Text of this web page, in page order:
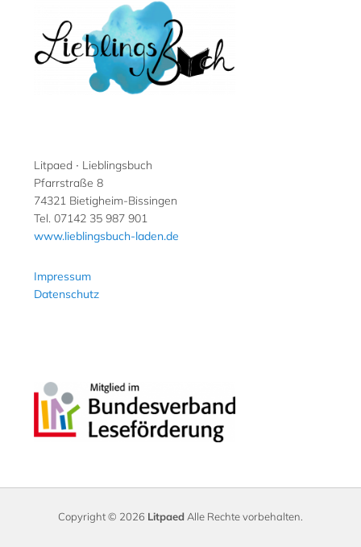
Litpaed ∙ Lieblingsbuch
Pfarrstraße 8
74321 Bietigheim-Bissingen
Tel. 07142 35 987 901
www.lieblingsbuch-laden.de
Impressum
Datenschutz
Copyright © 2026 LitpaedAlle Rechte vorbehalten.